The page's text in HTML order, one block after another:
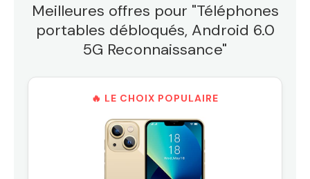
Meilleures offres pour "Téléphones
portables débloqués, Android 6.0
5G Reconnaissance"
🔥 LE CHOIX POPULAIRE